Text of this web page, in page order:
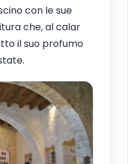
con le sue
che, al calar
il suo profumo